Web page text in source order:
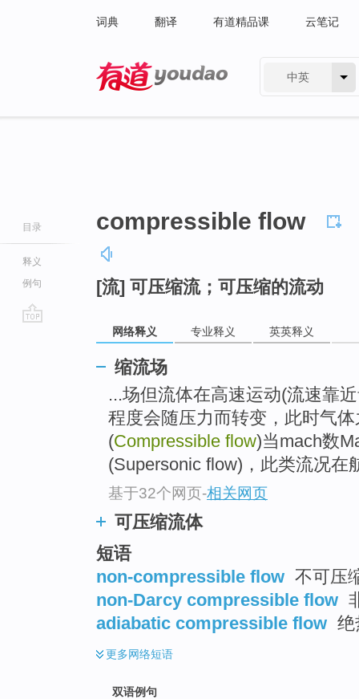
词典 翻译 有道精品课 云笔记
中英
目录
释义
例句
compressible flow
[流] 可压缩流；可压缩的流动
网络释义 专业释义 英英释义
缩流场
...场但流体在高速运动(流速靠
程度会随压力而转变，此时气
(Compressible flow)当mach数
(Supersonic flow)，此类流况在
基于32个网页-相关网页
可压缩流体
短语
non-compressible flow 不可压
non-Darcy compressible flow
adiabatic compressible flow 绝
更多网络短语
双语例句